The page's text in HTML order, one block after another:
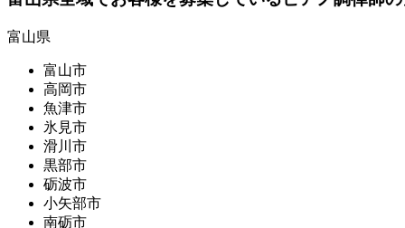
富山県
富山市
高岡市
魚津市
氷見市
滑川市
黒部市
砺波市
小矢部市
南砺市